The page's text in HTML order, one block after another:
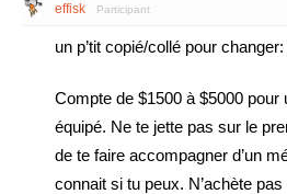
effisk Participant
un p’tit copié/collé pour changer:
Compte de $1500 à $5000
équipé. Ne te jette pas sur le
de te faire accompagner d’un
connait si tu peux. N’achète